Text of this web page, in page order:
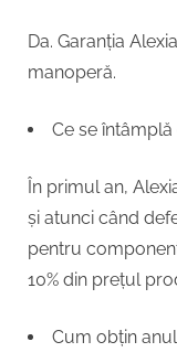
Da. Garanția
manoperă.
Ce se
În primul an,
și atunci când
pentru
10% din prețul
Cum obțin